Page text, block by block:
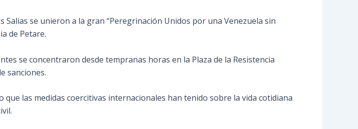
se unieron a la gran “Peregrinación Unidos por una Venezuela sin
de Petare.
se concentraron desde tempranas horas en la Plaza de la Resistencia
sanciones.
las medidas coercitivas internacionales han tenido sobre la vida cotidiana